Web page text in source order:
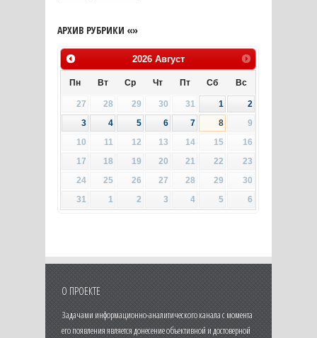
АРХИВ РУБРИКИ «»
2026 Август
Пн Вт Ср Чт Пт Сб Вс
27 28 29 30 31 1
2
3
4 5 6 7 8
9
10
11 12 13 14 15
16
17
18 19 20 21 22
23
24
25 26 27 28 29
30
31
1 2 3 4 5 6
О ПРОЕКТЕ
Задачами информационно-аналитического канала с момента
его появления является донесение объективной и достоверной